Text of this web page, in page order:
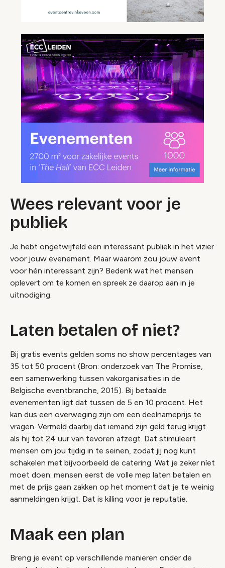
Wees relevant voor je
publiek
Je hebt ongetwijfeld een interessant publiek in het vizier
voor jouw evenement. Maar waarom zou jouw event
voor hén interessant zijn? Bedenk wat het mensen
oplevert om te komen en spreek ze daarop aan in je
uitnodiging.
Laten betalen of niet?
Bij gratis events gelden soms no show percentages van
35 tot 50 procent (Bron: onderzoek van The Promise,
een samenwerking tussen vakorganisaties in de
Belgische eventbranche, 2015). Bij betaalde
evenementen ligt dat tussen de 5 en 10 procent. Het
kan dus een overweging zijn om een deelnameprijs te
vragen. Vermeld daarbij dat iemand zijn geld terug krijgt
als hij tot 24 uur van tevoren afzegt. Dat stimuleert
mensen om jou tijdig in te seinen, zodat jij nog kunt
schakelen met bijvoorbeeld de catering. Wat je zeker níet
moet doen: mensen eerst de volle mep laten betalen en
met de prijs gaan zakken op het moment dat je te weinig
aanmeldingen krijgt. Dat is killing voor je reputatie.
Maak een plan
Breng je event op verschillende manieren onder de